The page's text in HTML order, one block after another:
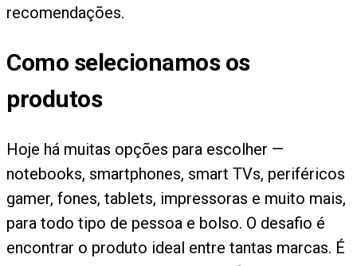
recomendações.
Como selecionamos os
produtos
Hoje há muitas opções para escolher —
notebooks, smartphones, smart TVs, periféricos
gamer, fones, tablets, impressoras e muito mais,
para todo tipo de pessoa e bolso. O desafio é
encontrar o produto ideal entre tantas marcas. É